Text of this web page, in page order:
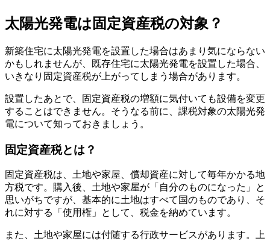
太陽光発電は固定資産税の対象？
新築住宅に太陽光発電を設置した場合はあまり気にならない
かもしれませんが、既存住宅に太陽光発電を設置した場合、
いきなり固定資産税が上がってしまう場合があります。
設置したあとで、固定資産税の増額に気付いても設備を変更
することはできません。そうなる前に、課税対象の太陽光発
電について知っておきましょう。
固定資産税とは？
固定資産税は、土地や家屋、償却資産に対して毎年かかる地
方税です。購入後、土地や家屋が「自分のものになった」と
思いがちですが、基本的に土地はすべて国のものであり、そ
れに対する「使用権」として、税金を納めています。
また、土地や家屋には付随する行政サービスがあります。上